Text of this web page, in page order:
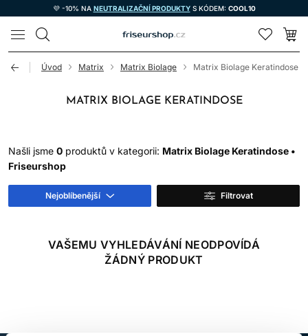
💜 -10% NA NEUTRALIZAČNÍ PRODUKTYS KÓDEM: COOL10
LOMAX
Úvod Matrix Matrix Biolage Matrix Biolage Keratindose
MATRIX BIOLAGE KERATINDOSE
Našli jsme 0 produktů v kategorii: Matrix Biolage Keratindose •
Friseurshop
Nejoblíbenější Filtrovat
VAŠEMU VYHLEDÁVÁNÍ NEODPOVÍDÁ
ŽÁDNÝ PRODUKT